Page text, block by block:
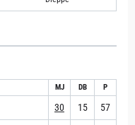
MJ DB P
30 15 57